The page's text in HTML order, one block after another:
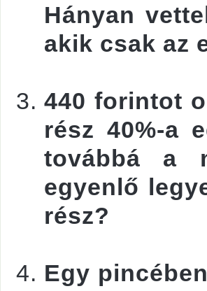
Hányan
akik csak az
440 forintot
rész 40%-a
továbbá a
egyenlő
rész?
Egy